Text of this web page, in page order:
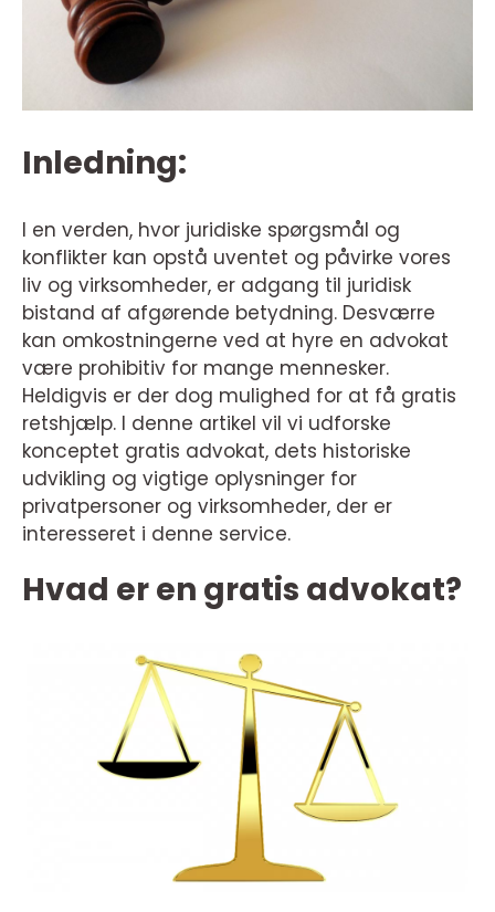
Inledning:
I en verden, hvor juridiske spørgsmål og
konflikter kan opstå uventet og påvirke vores
liv og virksomheder, er adgang til juridisk
bistand af afgørende betydning. Desværre
kan omkostningerne ved at hyre en advokat
være prohibitiv for mange mennesker.
Heldigvis er der dog mulighed for at få gratis
retshjælp. I denne artikel vil vi udforske
konceptet gratis advokat, dets historiske
udvikling og vigtige oplysninger for
privatpersoner og virksomheder, der er
interesseret i denne service.
Hvad er en gratis advokat?